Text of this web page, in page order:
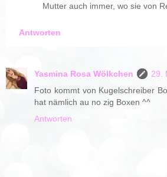
Mutter auch immer, wo sie von
Antworten
Yasmina Rosa Wölkchen
29.
Foto kommt von Kugelschreiber
hat nämlich au no zig Boxen ^^
Antworten